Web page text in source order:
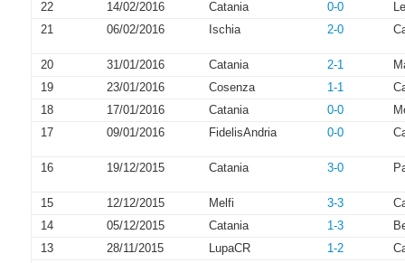
22
14/02/2016 Catania 0-0
21
06/02/2016 Ischia 2-0
20 31/01/2016 Catania 2-1
19
23/01/2016 Cosenza 1-1
18
17/01/2016 Catania 0-0
17
09/01/2016 FidelisAndria 0-0
16 19/12/2015 Catania 3-0
15 12/12/2015 Melfi 3-3
14
05/12/2015 Catania 1-3
13
28/11/2015 LupaCR 1-2